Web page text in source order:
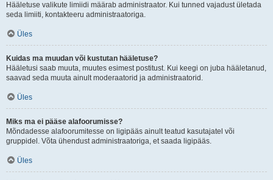
Hääletuse valikute limiidi määrab administraator. Kui tunned vajadust ületada
seda limiiti, kontakteeru administraatoriga.
Üles
Kuidas ma muudan või kustutan hääletuse?
Hääletusi saab muuta, muutes esimest postitust. Kui keegi on juba hääletanud,
saavad seda muuta ainult moderaatorid ja administraatorid.
Üles
Miks ma ei pääse alafoorumisse?
Mõndadesse alafoorumitesse on ligipääs ainult teatud kasutajatel või
gruppidel. Võta ühendust administraatoriga, et saada ligipääs.
Üles